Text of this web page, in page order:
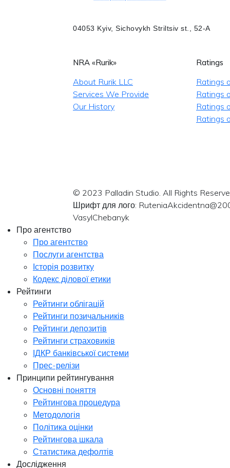
04053 Kyiv, Sichovykh Striltsiv st., 52-A
NRA «Rurik»
About Rurik LLC
Services We Provide
Our History
Ratings
Ratings
Ratings
Ratings
Ratings
© 2023 Palladin Studio. All Rights
Шрифт для лого:
VasylChebanyk
Про агентство
Про агентство
Послуги агентства
Історія розвитку
Кодекс ділової етики
Рейтинги
Рейтинги облігацій
Рейтинги позичальників
Рейтинги депозитів
Рейтинги страховиків
ІДКР банківської системи
Прес-релізи
Принципи рейтингування
Основні поняття
Рейтингова процедура
Методологія
Політика оцінки
Рейтингова шкала
Статистика дефолтів
Дослідження